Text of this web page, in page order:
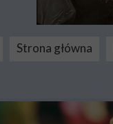
Strona główna